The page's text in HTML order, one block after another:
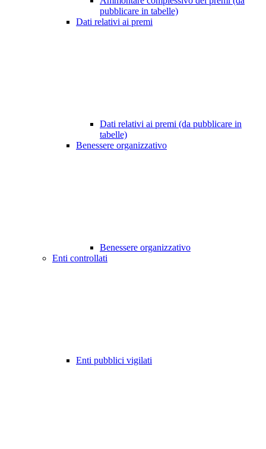
pubblicare in tabelle)
Dati relativi ai premi
Dati relativi ai premi (da pubblicare in
tabelle)
Benessere organizzativo
Benessere organizzativo
Enti controllati
Enti pubblici vigilati